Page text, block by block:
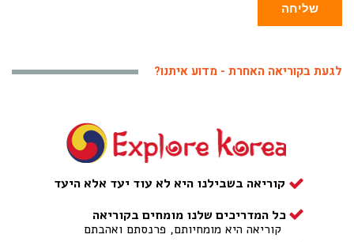
שליחה
לגעת בקוריאה האחרת - מדוע איתנו?
קוריאה בשבילנו היא לא עוד יעד אלא היעד
כל המדריכים שלנו מומחים בקוריאה
קוריאה היא מומחיותם, פרנסתם ואהבתם